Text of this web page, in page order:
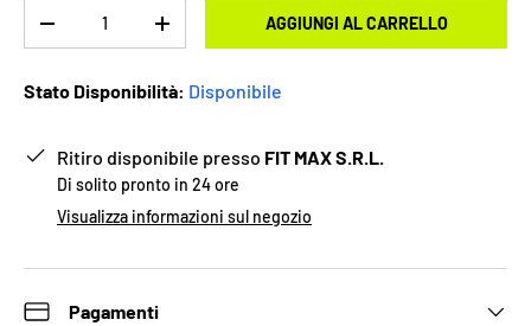
-
+ AGGIUNGI AL CARRELLO
Stato Disponibilità: Disponibile
Ritiro disponibile presso FIT MAX S.R.L.
Di solito pronto in 24 ore
Visualizza informazioni sul negozio
Pagamenti